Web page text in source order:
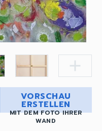
add
VORSCHAU
ERSTELLEN
MIT DEM FOTO IHRER
WAND